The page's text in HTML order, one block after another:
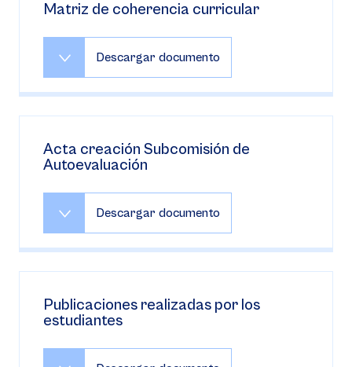
Matriz de coherencia curricular
Descargar documento
Acta creación Subcomisión de
Autoevaluación
Descargar documento
Publicaciones realizadas por los
estudiantes